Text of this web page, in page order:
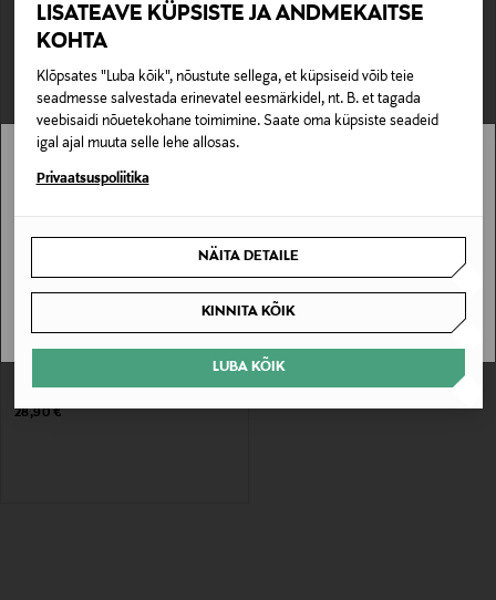
LISATEAVE KÜPSISTE JA ANDMEKAITSE
KOHTA
Klõpsates "Luba kõik", nõustute sellega, et küpsiseid võib teie
seadmesse salvestada erinevatel eesmärkidel, nt. B. et tagada
veebisaidi nõuetekohane toimimine. Saate oma küpsiste seadeid
igal ajal muuta selle lehe allosas.
Privaatsuspoliitika
NÄITA DETAILE
KINNITA KÕIK
LUBA KÕIK
Top Flip Flops varbasandaalid
Original Price
28,90 €
Rannajalatsid Slim Flip Flops
EELIS KUPONGIGA
Top Flip Flops varbasandaalid
Original Price
28,90 €
Stockmann pole Sinu riigis saadaval.
SAAN ARU